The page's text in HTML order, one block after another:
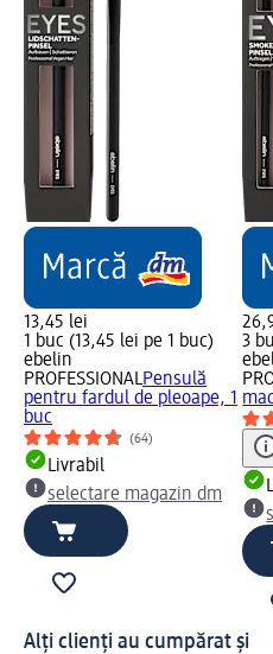
13,45 lei
1 buc (13,45 lei pe 1 buc)
ebelin
PROFESSIONALPensulă
pentru fardul de pleoape, 1
buc
(64)
Livrabil
selectare magazin dm
3
Alți clienți au cumpărat și